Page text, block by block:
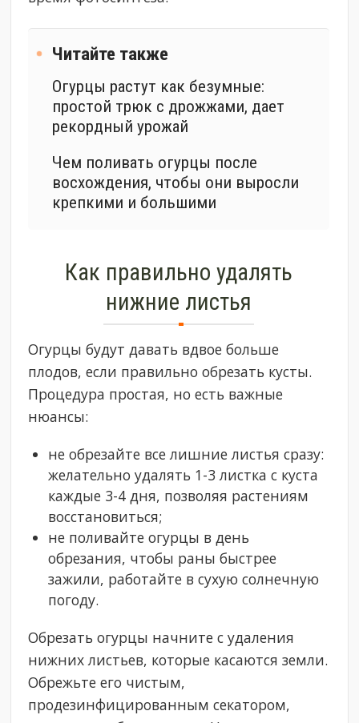
Читайте также
Огурцы растут как безумные:
простой трюк с дрожжами, дает
рекордный урожай
Чем поливать огурцы после
восхождения, чтобы они выросли
крепкими и большими
Как правильно удалять
нижние листья
Огурцы будут давать вдвое больше
плодов, если правильно обрезать кусты.
Процедура простая, но есть важные
нюансы:
не обрезайте все лишние листья сразу:
желательно удалять 1-3 листка с куста
каждые 3-4 дня, позволяя растениям
восстановиться;
не поливайте огурцы в день
обрезания, чтобы раны быстрее
зажили, работайте в сухую солнечную
погоду.
Обрезать огурцы начните с удаления
нижних листьев, которые касаются земли.
Обрежьте его чистым,
продезинфицированным секатором,